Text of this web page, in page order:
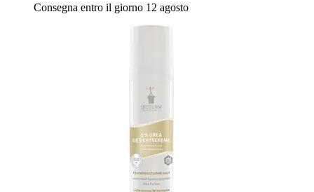
Consegna entro il giorno 12 agosto